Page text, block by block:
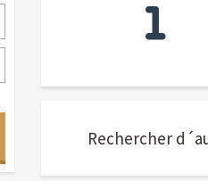
Rechercher